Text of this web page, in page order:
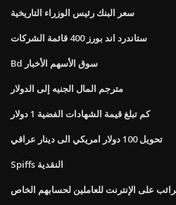
سعر البنك رئيس الوزراء التاريخية
ستاندرد اند بورز 400 قائمة الشركات
Bd سوق الأسهم الأخبار
مترجم المال الجنيه إلى الدولار
كم تبلغ قيمة الشهادات الفضية 1 دولار
تحويل 100 دولار امريكي الى دينار عراقي
Spiffs النقدية
على الإنترنت للعاملين لحسابهم الخاص